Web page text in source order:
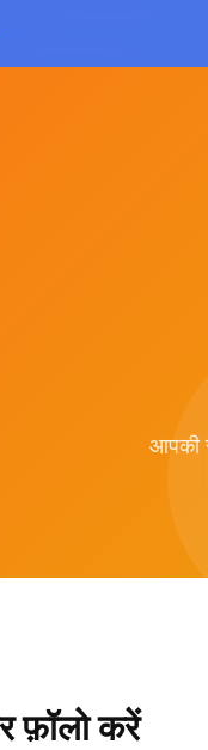
आपकी
फ़ॉलो करें